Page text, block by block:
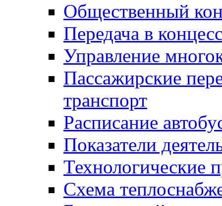
Общественный
Передача в
Управление
Пассажирские
транспорт
Расписание
Показатели
Технологические
Схема